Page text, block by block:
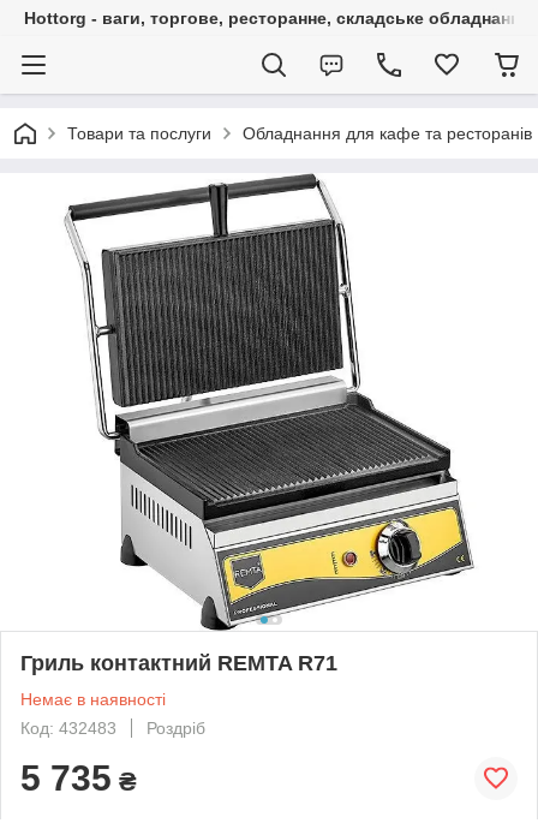
Hottorg - ваги, торгове, ресторанне, складське обладнання
Товари та послуги Обладнання для кафе та ресторанів
Гриль контактний REMTA R71
Немає в наявності
Код: 432483
Роздріб
5 735 ₴